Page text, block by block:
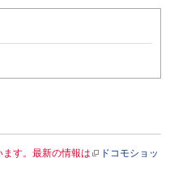
す。最新の情報は
ドコモショッ